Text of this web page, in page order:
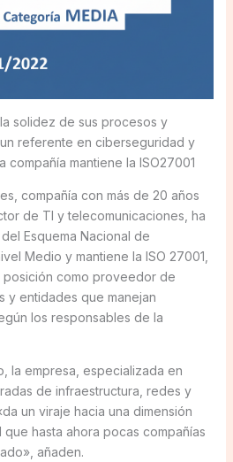
solidez de sus procesos y
referente en ciberseguridad y
compañía mantiene la ISO27001
compañía con más de 20 años
de TI y telecomunicaciones, ha
Esquema Nacional de
Medio y mantiene la ISO 27001,
posición como proveedor de
y entidades que manejan
los responsables de la
la empresa, especializada en
de infraestructura, redes y
un viraje hacia una dimensión
hasta ahora pocas compañías
añaden.